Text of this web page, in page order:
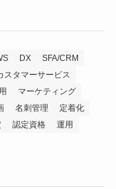
DX
SFA/CRM
スタマーサービス
マーケティング
名刺管理
定着化
認定資格 運用